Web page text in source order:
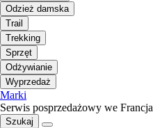
Odzież damska
Trail
Trekking
Sprzęt
Odżywianie
Wyprzedaż
Marki
Serwis posprzedażowy we Francja
Szukaj